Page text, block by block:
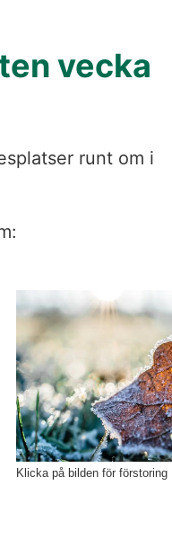
vecka
runt om i
Klicka på bilden för förstoring